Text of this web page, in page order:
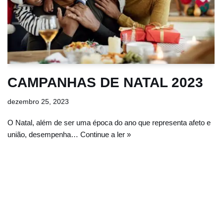
CAMPANHAS DE NATAL 2023
dezembro 25, 2023
O Natal, além de ser uma época do ano que representa afeto e
união, desempenha… Continue a ler »